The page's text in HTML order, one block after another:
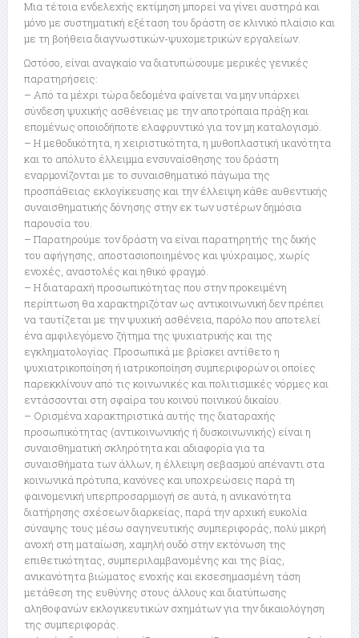
Μια τέτοια ενδελεχής εκτίμηση μπορεί να γίνει αυστηρά και
μόνο με συστηματική εξέταση του δράστη σε κλινικό πλαίσιο και
με τη βοήθεια διαγνωστικών-ψυχομετρικών εργαλείων.
Ωστόσο, είναι αναγκαίο να διατυπώσουμε μερικές γενικές
παρατηρήσεις:
– Από τα μέχρι τώρα δεδομένα φαίνεται να μην υπάρχει
σύνδεση ψυχικής ασθένειας με την αποτρόπαια πράξη και
επομένως οποιοδήποτε ελαφρυντικό για τον μη καταλογισμό.
– Η μεθοδικότητα, η χειριστικότητα, η μυθοπλαστική ικανότητα
και το απόλυτο έλλειμμα ενσυναίσθησης του δράστη
εναρμονίζονται με το συναισθηματικό πάγωμα της
προσπάθειας εκλογίκευσης και την έλλειψη κάθε αυθεντικής
συναισθηματικής δόνησης στην εκ των υστέρων δημόσια
παρουσία του.
– Παρατηρούμε τον δράστη να είναι παρατηρητής της δικής
του αφήγησης, αποστασιοποιημένος και ψύχραιμος, χωρίς
ενοχές, αναστολές και ηθικό φραγμό.
– Η διαταραχή προσωπικότητας που στην προκειμένη
περίπτωση θα χαρακτηριζόταν ως αντικοινωνική δεν πρέπει
να ταυτίζεται με την ψυχική ασθένεια, παρόλο που αποτελεί
ένα αμφιλεγόμενο ζήτημα της ψυχιατρικής και της
εγκληματολογίας. Προσωπικά με βρίσκει αντίθετο η
ψυχιατρικοποίηση ή ιατρικοποίηση συμπεριφορών οι οποίες
παρεκκλίνουν από τις κοινωνικές και πολιτισμικές νόρμες και
εντάσσονται στη σφαίρα του κοινού ποινικού δικαίου.
– Ορισμένα χαρακτηριστικά αυτής της διαταραχής
προσωπικότητας (αντικοινωνικής ή δυσκοινωνικής) είναι η
συναισθηματική σκληρότητα και αδιαφορία για τα
συναισθήματα των άλλων, η έλλειψη σεβασμού απέναντι στα
κοινωνικά πρότυπα, κανόνες και υποχρεώσεις παρά τη
φαινομενική υπερπροσαρμιογή σε αυτά, η ανικανότητα
διατήρησης σχέσεων διαρκείας, παρά την αρχική ευκολία
σύναψης τους μέσω σαγηνευτικής συμπεριφοράς, πολύ μικρή
ανοχή στη ματαίωση, χαμηλή ουδό στην εκτόνωση της
επιθετικότητας, συμπεριλαμβανομένης και της βίας,
ανικανότητα βιώματος ενοχής και εκσεσημασμένη τάση
μετάθεση της ευθύνης στους άλλους και διατύπωσης
αληθοφανών εκλογικευτικών σχημάτων για την δικαιολόγηση
της συμπεριφοράς.